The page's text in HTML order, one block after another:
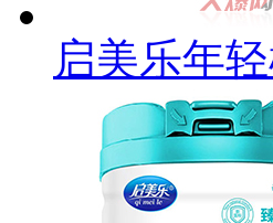
启美乐年